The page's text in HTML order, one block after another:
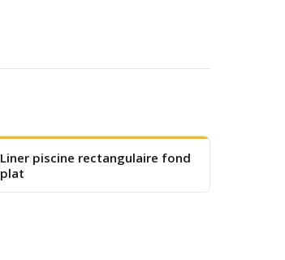
Liner piscine rectangulaire fond
plat